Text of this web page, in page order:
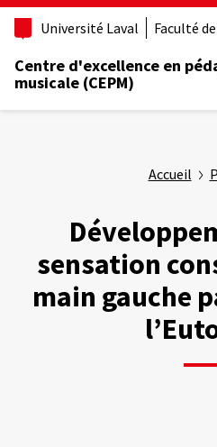
Aller
principal
Université Laval Faculté
Centre d'excellence en
musicale (CEPM)
Accueil
sensation
main gauche